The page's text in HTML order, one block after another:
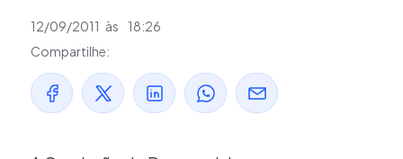
12/09/2011 às
18:26
Compartilhe: